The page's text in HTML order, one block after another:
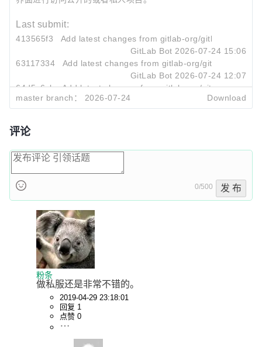
Last submit:
413565f3
Add latest changes from gitlab-org/gitlab@master
GitLab Bot 2026-07-24 15:06
63117334
Add latest changes from gitlab-org/gitlab@master
GitLab Bot 2026-07-24 12:07
64d5c6cb
Add latest changes from gitlab-org/gitlab@master
GitLab Bot
2026-07-24 09:14
master branch： 2026-07-24 Download
评论
0/500 发 布
粉条
做私服还是非常不错的。
2019-04-29 23:18:01
回复 1
点赞 0